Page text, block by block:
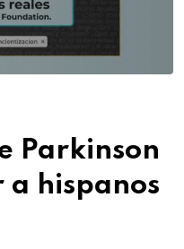
Parkinson
a hispanos